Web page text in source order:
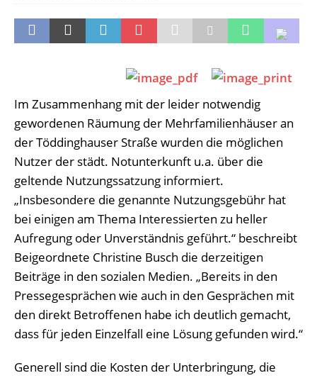
Im Zusammenhang mit der leider notwendig
gewordenen Räumung der Mehrfamilienhäuser an
der Töddinghauser Straße wurden die möglichen
Nutzer der städt. Notunterkunft u.a. über die
geltende Nutzungssatzung informiert.
„Insbesondere die genannte Nutzungsgebühr hat
bei einigen am Thema Interessierten zu heller
Aufregung oder Unverständnis geführt.“ beschreibt
Beigeordnete Christine Busch die derzeitigen
Beiträge in den sozialen Medien. „Bereits in den
Pressegesprächen wie auch in den Gesprächen mit
den direkt Betroffenen habe ich deutlich gemacht,
dass für jeden Einzelfall eine Lösung gefunden wird.“
Generell sind die Kosten der Unterbringung, die